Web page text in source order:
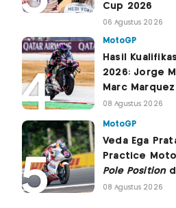
Cup 2026
06 Agustus 2026
MotoGP
Hasil
2026: Jorge
Marc
08 Agustus 2026
MotoGP
Veda Ega
Practice
Pole Position
08 Agustus 2026